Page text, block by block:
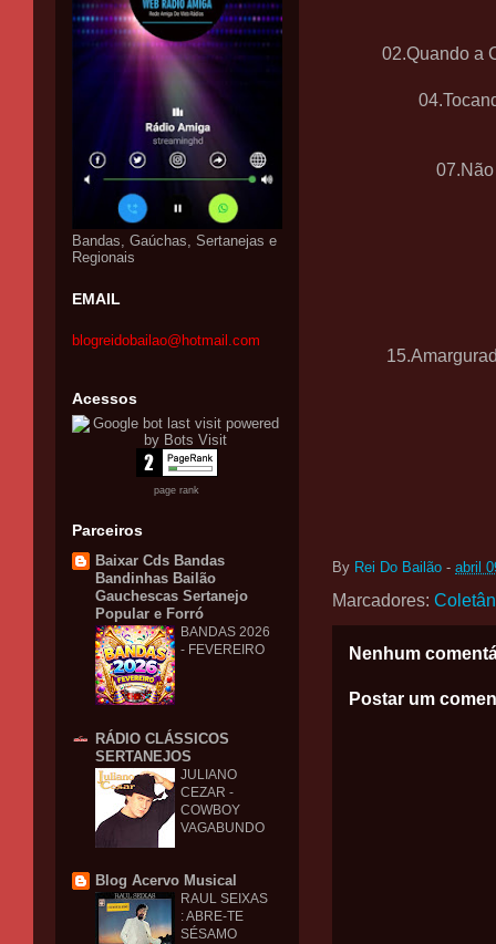
02.Quando a
By Rei Do Bailão - abril
Marcadores:
Nenhum
Postar um
Bandas, Gaúchas, Sertanejas e
Regionais
EMAIL
blogreidobailao@hotmail.com
Acessos
page rank
Parceiros
Baixar Cds Bandas
Bandinhas Bailão
Gauchescas Sertanejo
Popular e Forró
BANDAS 2026
- FEVEREIRO
RÁDIO CLÁSSICOS
SERTANEJOS
JULIANO
CEZAR -
COWBOY
VAGABUNDO
Blog Acervo Musical
RAUL SEIXAS
: ABRE-TE
SÉSAMO